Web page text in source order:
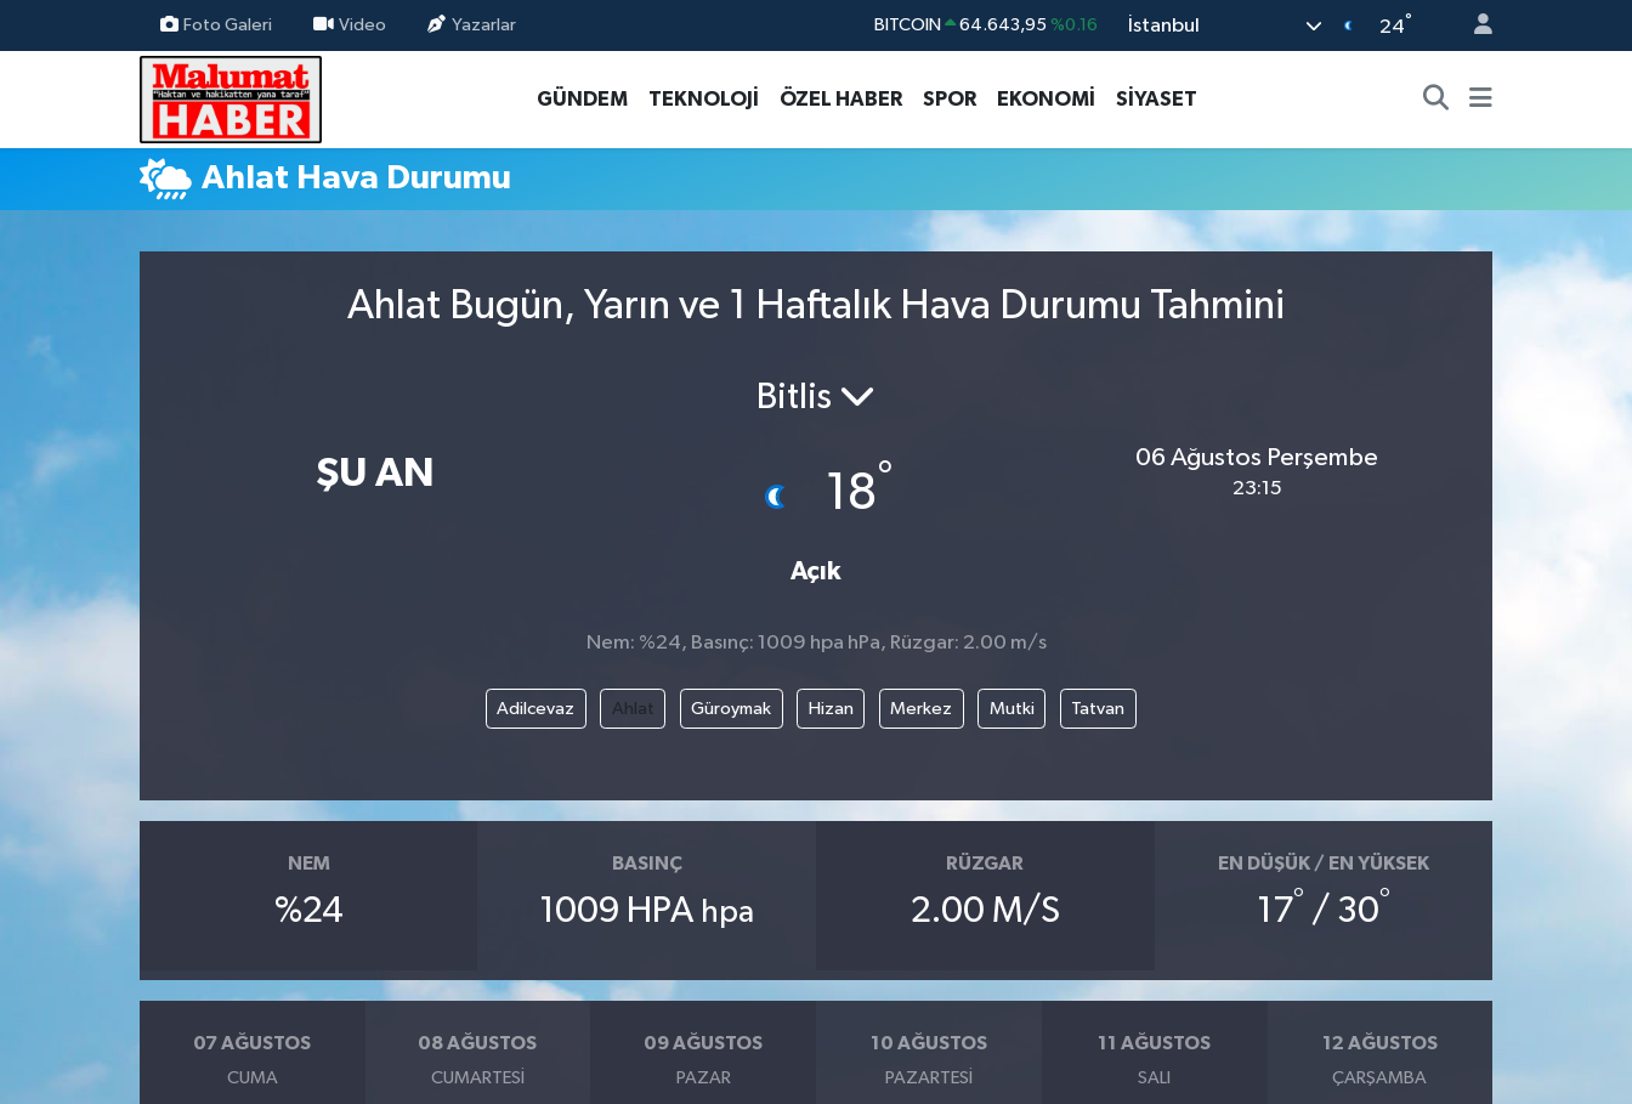
Foto Galeri Video Yazarlar BITCOIN 64.643,95 %0.16 İstanbul 24°
GÜNDEM TEKNOLOJİ ÖZEL HABER SPOR EKONOMİ SİYASET
Ahlat Hava Durumu
Ahlat Bugün, Yarın ve 1 Haftalık Hava Durumu Tahmini
ŞU AN
Bitlis
18°
Açık
06 Ağustos Perşembe
23:15
Nem: %24, Basınç: 1009 hpa hPa, Rüzgar: 2.00 m/s
Adilcevaz Ahlat Güroymak Hizan Merkez Mutki Tatvan
NEM
%24
BASINÇ
1009 HPA hpa
RÜZGAR
2.00 M/S
EN DÜŞÜK / EN YÜKSEK
17° / 30°
07 AĞUSTOS
CUMA
08 AĞUSTOS
CUMARTESI
09 AĞUSTOS
PAZAR
10 AĞUSTOS
PAZARTESI
11 AĞUSTOS
SALI
12 AĞUSTOS
ÇARŞAMBA
Nöbetçi Eczaneler
Hava Durumu
Trafik Durumu